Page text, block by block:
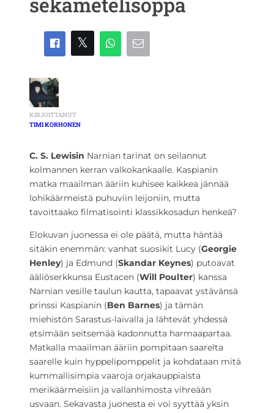
KIRJOITTANUT
TIMI KORHONEN
C. S. Lewisin Narnian tarinat on seilannut
kolmannen kerran valkokankaalle. Kaspianin
matka maailman ääriin kuhisee kaikkea jännää
lohikäärmeistä puhuviin leijoniin, mutta
tavoittaako filmatisointi klassikkosadun henkeä?
Elokuvan juonessa ei ole päätä, mutta häntää
sitäkin enemmän: vanhat suosikit Lucy (Georgie
Henley) ja Edmund (Skandar Keynes) putoavat
ääliöserkkunsa Eustacen (Will Poulter) kanssa
Narnian vesille taulun kautta, tapaavat ystävänsä
prinssi Kaspianin (Ben Barnes) ja tämän
miehistön Sarastus-laivalla ja lähtevät yhdessä
etsimään seitsemää kadonnutta harmaapartaa.
Matkalla maailman ääriin pompitaan saarelta
saarelle kuin hyppelipomppelit ja kohdataan mitä
kummallisimpia vaaroja orjakauppiaista
merikäärmeisiin ja vallanhimosta vihreään
usvaan. Sekavasta juonesta ei voi syyttää yksin